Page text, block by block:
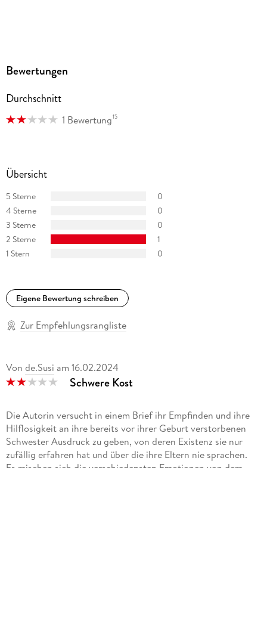
Bewertungen
Durchschnitt
1 Bewertung15
Übersicht
5 Sterne
0
4 Sterne
0
3 Sterne
0
2 Sterne
1
1 Stern
0
Eigene Bewertung schreiben
Zur Empfehlungsrangliste
Von de.Susi am 16.02.2024
Schwere Kost
Die Autorin versucht in einem Brief ihr Empfinden und ihre
Hilflosigkeit an ihre bereits vor ihrer Geburt verstorbenen
Schwester Ausdruck zu geben, von deren Existenz sie nur
zufällig erfahren hat und über die ihre Eltern nie sprachen.
Es mischen sich die verschiedensten Emotionen von dem